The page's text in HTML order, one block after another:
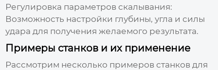
Регулировка параметров скалывания:
Возможность настройки глубины, угла и силы
удара для получения желаемого результата.
Примеры станков и их применение
Рассмотрим несколько примеров станков для